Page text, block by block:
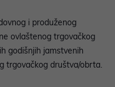
i produženog
ovlaštenog trgovačkog
godišnjih jamstvenih
trgovačkog društva/obrta.